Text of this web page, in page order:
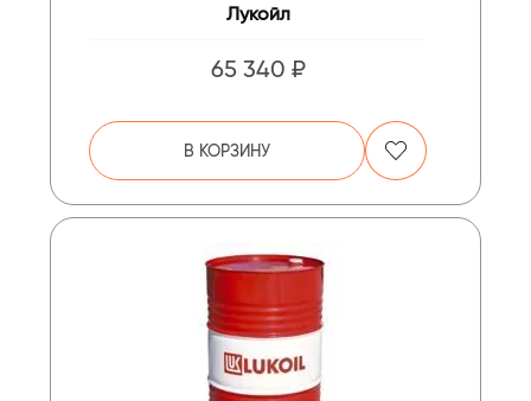
Лукойл
65 340 ₽
В КОРЗИНУ